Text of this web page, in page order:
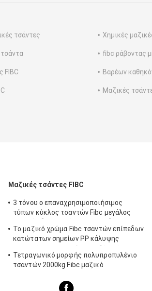
τσάντες Χημικές
fibc ράβοντας
FIBC Βαρέων
Μαζικές
Μαζικές τσάντες FIBC
3 τόνου ο επαναχρησιμοποιήσιμος
τύπων κύκλος τσαντών Fibc μεγάλος
πλευρές σε Multicolors
Το μαζικό χρώμα Fibc τσαντών επίπεδων
κατώτατων σημείων PP κάλυψης
Τετραγωνικό μορφής πολυπροπυλένιο
τσαντών 2000kg Fibc μαζικό